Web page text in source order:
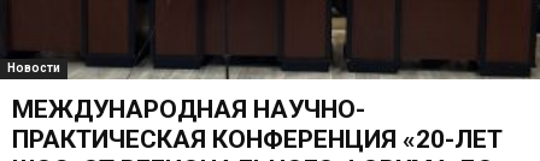
Новости
МЕЖДУНАРОДНАЯ НАУЧНО-
ПРАКТИЧЕСКАЯ КОНФЕРЕНЦИЯ «20-ЛЕТ